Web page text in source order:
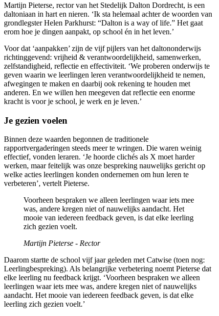
Martijn Pieterse, rector van het Stedelijk Dalton Dordrecht, is een
daltoniaan in hart en nieren. ‘Ik sta helemaal achter de woorden van
grondlegster Helen Parkhurst: “Dalton is a way of life.” Het gaat
erom hoe je dingen aanpakt, op school én in het leven.’
Voor dat ‘aanpakken’ zijn de vijf pijlers van het daltononderwijs
richtinggevend: vrijheid & verantwoordelijkheid, samenwerken,
zelfstandigheid, reflectie en effectiviteit. ‘We proberen onderwijs te
geven waarin we leerlingen leren verantwoordelijkheid te nemen,
afwegingen te maken en daarbij ook rekening te houden met
anderen. En we willen hen meegeven dat reflectie een enorme
kracht is voor je school, je werk en je leven.’
Je gezien voelen
Binnen deze waarden begonnen de traditionele
rapportvergaderingen steeds meer te wringen. Die waren weinig
effectief, vonden leraren. ‘Je hoorde clichés als X moet harder
werken, maar feitelijk was onze bespreking nauwelijks gericht op
welke acties leerlingen konden ondernemen om hun leren te
verbeteren’, vertelt Pieterse.
Voorheen bespraken we alleen leerlingen waar iets mee
was, andere kregen niet of nauwelijks aandacht. Het
mooie van iedereen feedback geven, is dat elke leerling
zich gezien voelt.
Martijn Pieterse - Rector
Daarom startte de school vijf jaar geleden met Catwise (toen nog:
Leerlingbespreking). Als belangrijke verbetering noemt Pieterse dat
elke leerling nu feedback krijgt. ‘Voorheen bespraken we alleen
leerlingen waar iets mee was, andere kregen niet of nauwelijks
aandacht. Het mooie van iedereen feedback geven, is dat elke
leerling zich gezien voelt.’